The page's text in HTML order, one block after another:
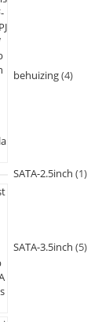
behuizing 4
SATA-2.5inch 1
SATA-3.5inch 5